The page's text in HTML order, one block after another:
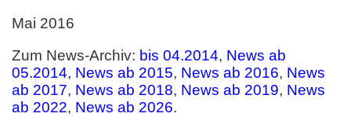
Mai 2016
Zum News-Archiv: bis 04.2014, News ab
05.2014, News ab 2015, News ab 2016, News
ab 2017, News ab 2018, News ab 2019, News
ab 2022, News ab 2026.